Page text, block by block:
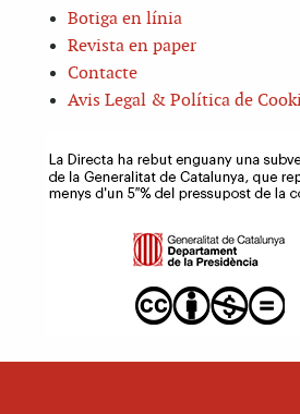
Botiga en línia
Revista en paper
Contacte
Avis Legal & Política de